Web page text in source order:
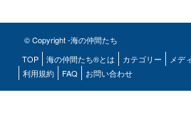
© Copyright -海の仲間たち
TOP
海の仲間たち®とは カテゴリー メデ
利用規約
FAQ お問い合わせ